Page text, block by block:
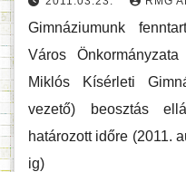
Gimnáziumunk
Város
Miklós Kísérleti
vezető) beosztás
határozott időre (2011.
ig)